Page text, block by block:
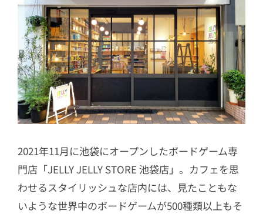
2021年11月に池袋にオープンしたボードゲーム専
門店「JELLY JELLY STORE 池袋店」。カフェを思
わせるスタイリッシュな店内には、見たこともな
いような世界中のボードゲームが500種類以上もそ